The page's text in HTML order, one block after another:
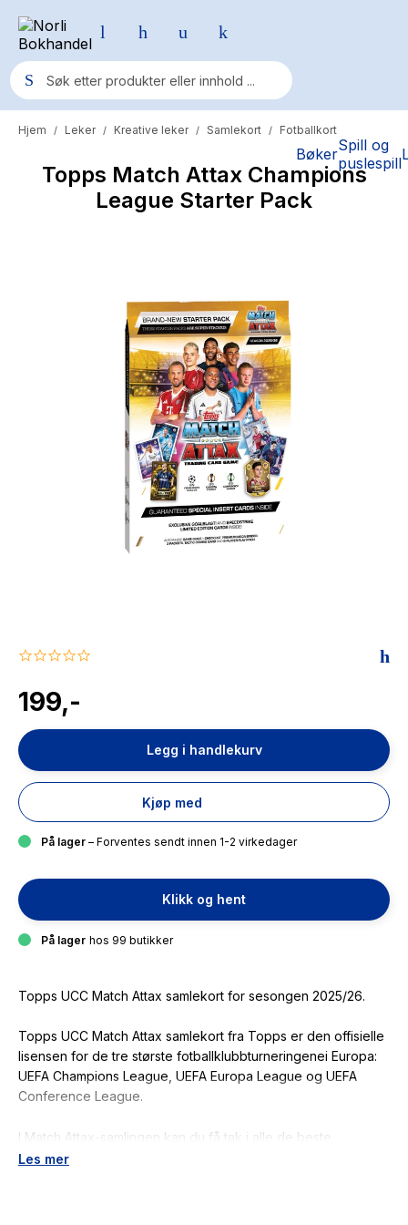
BøkerSpill og
puslespill
Populære søk
Pokemon
One piece
Elizabeth Strout
Hypopressiv trening
The Housemaid
Hjem / Leker / Kreative leker / Samlekort / Fotballkort
Topps Match Attax Champions
League Starter Pack
0.0
rating
199,-
Legg i handlekurv
Kjøp med
På lager – Forventes sendt innen 1-2 virkedager
Klikk og hent
På lager hos 99 butikker
Topps UCC Match Attax samlekort for sesongen 2025/26.
Topps UCC Match Attax samlekort fra Topps er den offisielle
lisensen for de tre største fotballklubbturneringenei Europa:
UEFA Champions League, UEFA Europa League og UEFA
Conference League.
I Match Attax-samlingen kan du få tak i alle de beste
fotballspillerne fra Europas beste klubblag: Lamine Yamal
Les mer